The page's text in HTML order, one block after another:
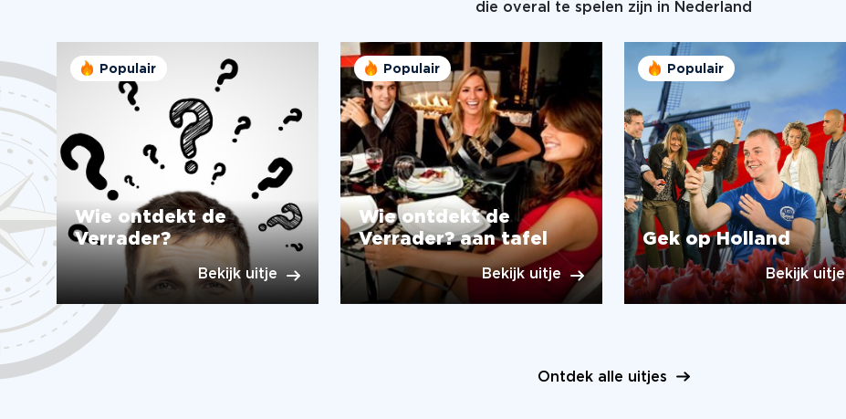
die overal te spelen zijn in Nederland
Populair
Wie ontdekt de
Verrader?
Bekijk uitje
Populair
Wie ontdekt de
Verrader? aan tafel
Bekijk uitje
Populair
Gek op Holland
Bekijk uitje
Ontdek alle uitjes